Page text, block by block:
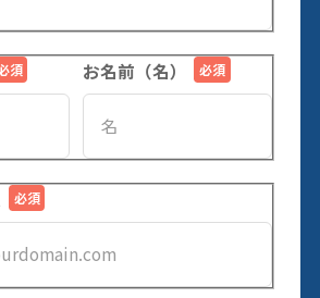
お名前（名）